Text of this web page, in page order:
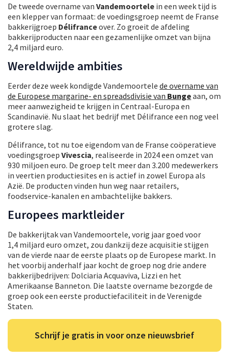
De tweede overname van Vandemoortele in een week tijd is
een klepper van formaat: de voedingsgroep neemt de Franse
bakkerijgroep Délifranceover. Zo groeit de afdeling
bakkerijproducten naar een gezamenlijke omzet van bijna
2,4 miljard euro.
Wereldwijde ambities
Eerder deze week kondigde Vandemoortele de overname van
de Europese margarine- en spreadsdivisie van Bungeaan, om
meer aanwezigheid te krijgen in Centraal-Europa en
Scandinavië. Nu slaat het bedrijf met Délifrance een nog veel
grotere slag.
Délifrance, tot nu toe eigendom van de Franse coöperatieve
voedingsgroep Vivescia, realiseerde in 2024 een omzet van
930 miljoen euro. De groep telt meer dan 3.200 medewerkers
in veertien productiesites en is actief in zowel Europa als
Azië. De producten vinden hun weg naar retailers,
foodservice-kanalen en ambachtelijke bakkers.
Europees marktleider
De bakkerijtak van Vandemoortele, vorig jaar goed voor
1,4 miljard euro omzet, zou dankzij deze acquisitie stijgen
van de vierde naar de eerste plaats op de Europese markt. In
het voorbij anderhalf jaar kocht de groep nog drie andere
bakkerijbedrijven: Dolciaria Acquaviva, Lizzi en het
Amerikaanse Banneton. Die laatste overname bezorgde de
groep ook een eerste productiefaciliteit in de Verenigde
Staten.
Schrijf je gratis in voor onze nieuwsbrief